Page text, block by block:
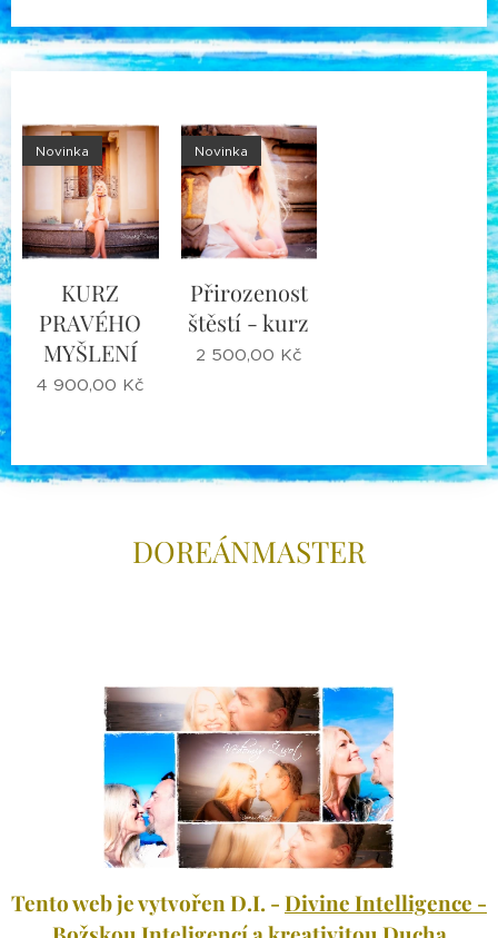
KURZ
PRAVÉHO
MYŠLENÍ
Novinka
4 900,00 Kč
Přirozenost
štěstí - kurz
Novinka
2 500,00 Kč
DOREÁNMASTER
Tento web je vytvořen D.I. -Divine Intelligence -